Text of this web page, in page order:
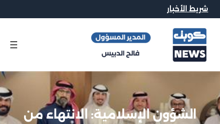
شريط الأخبار
الشؤون الإسلامية: الانتهاء من